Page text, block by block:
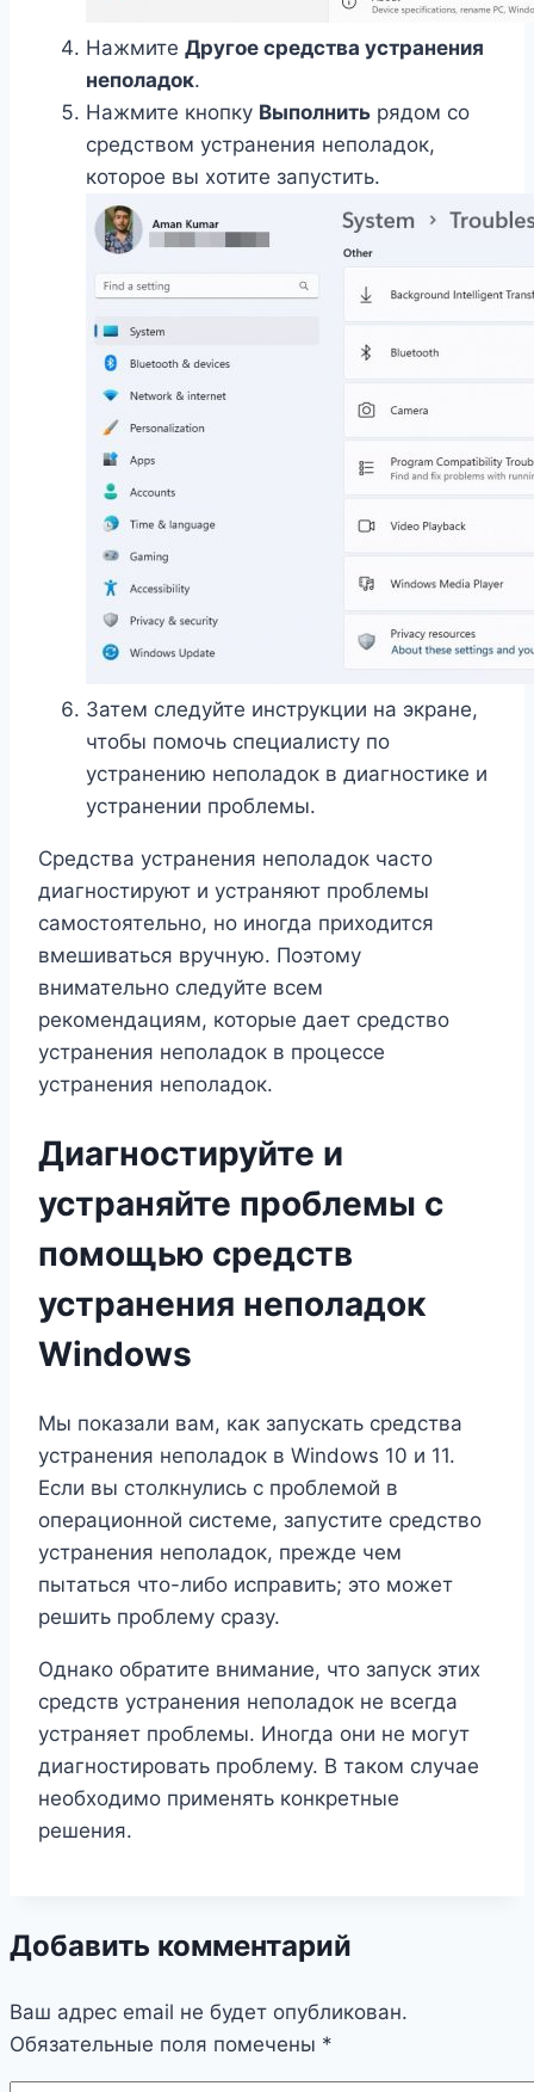
Нажмите Другое средства устранения
неполадок.
Нажмите кнопку Выполнить рядом со
средством устранения неполадок,
которое вы хотите запустить.
Затем следуйте инструкции на экране,
чтобы помочь специалисту по
устранению неполадок в диагностике и
устранении проблемы.
Средства устранения неполадок часто
диагностируют и устраняют проблемы
самостоятельно, но иногда приходится
вмешиваться вручную. Поэтому
внимательно следуйте всем
рекомендациям, которые дает средство
устранения неполадок в процессе
устранения неполадок.
Диагностируйте и
устраняйте проблемы с
помощью средств
устранения неполадок
Windows
Мы показали вам, как запускать средства
устранения неполадок в Windows 10 и 11.
Если вы столкнулись с проблемой в
операционной системе, запустите средство
устранения неполадок, прежде чем
пытаться что-либо исправить; это может
решить проблему сразу.
Однако обратите внимание, что запуск этих
средств устранения неполадок не всегда
устраняет проблемы. Иногда они не могут
диагностировать проблему. В таком случае
необходимо применять конкретные
решения.
Добавить комментарий
Ваш адрес email не будет опубликован.
Обязательные поля помечены *